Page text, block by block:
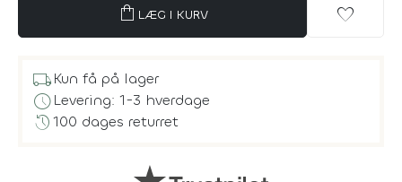
shopping_bag LÆG I KURV favorite
local_shippingKun få på lager
scheduleLevering: 1-3 hverdage
history100 dages returret